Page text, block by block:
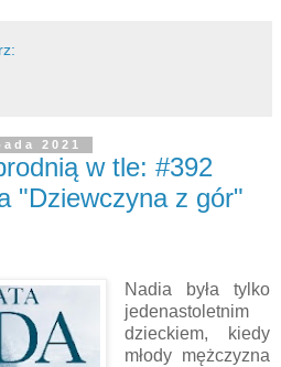
2021
w tle: #392
"Dziewczyna z gór"
Nadia była tylko
jedenastoletnim
dzieckiem, kiedy
młody mężczyzna